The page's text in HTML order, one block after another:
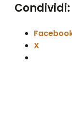
Condividi:
X